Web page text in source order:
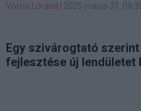
Vörös Lóránd 2025 május 31.
Egy szivárogtató
fejlesztése új lendületet